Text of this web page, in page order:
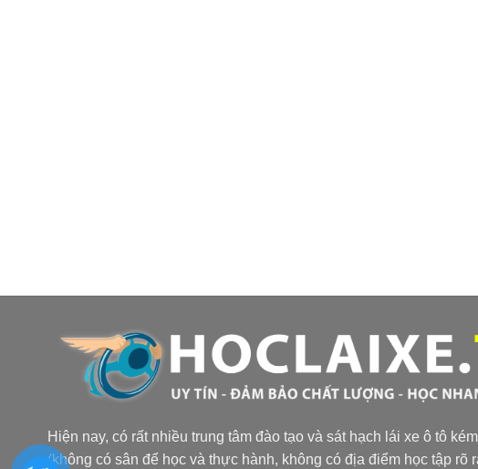
Hiện nay, có rất nhiều trung tâm đào tạo và sát hạch lái xe ô tô
(không có sân để học và thực hành, không có địa điểm học tập rõ